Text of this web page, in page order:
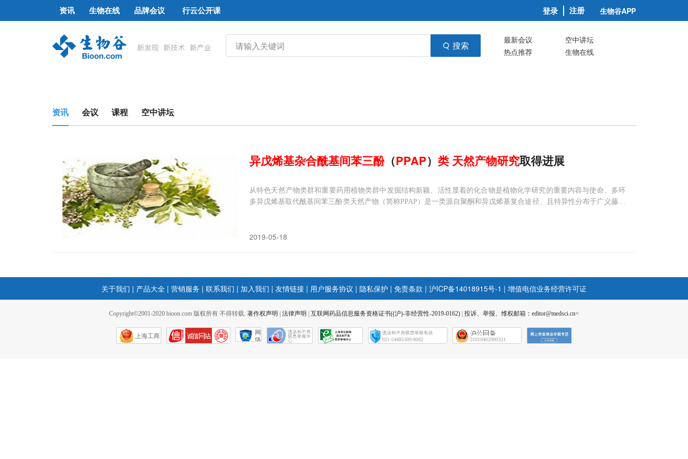
资讯 生物在线 品牌会议 行云公开课 登录 注册 生物谷APP
搜索 最新会议
空中讲坛
热点推荐
生物在线
资讯 会议 课程 空中讲坛
异戊烯基杂合酰基间苯三酚（PPAP） 类 天然产物研究取得进展
从特色天然产物类群和重要药用植物类群中发掘结构新颖、活性显着的化合物是植物化学研究的重要内容与使命。多环
多异戊烯基取代酰基间苯三酚类天然产物（简称PPAP）是一类源自聚酮和异戊烯基复合途径、且特异性分布于广义藤黄
2019-05-18
关于我们 | 产品大全 | 营销服务 | 联系我们 | 加入我们 | 友情链接 | 用户服务协议 | 隐私保护 | 免责条款 | 沪ICP备14018915号-1 | 增值电信业务经营许可证
Copyright©2001-2020 bioon.com 版权所有 不得转载. 著作权声明 法律声明 互联网药品信息服务资格证书((沪)-非经营性-2019-0162) 投诉、举报、维权邮箱：editor@medsci.cn<
上海工商
网
络
021-54485309-8082 31010402000321